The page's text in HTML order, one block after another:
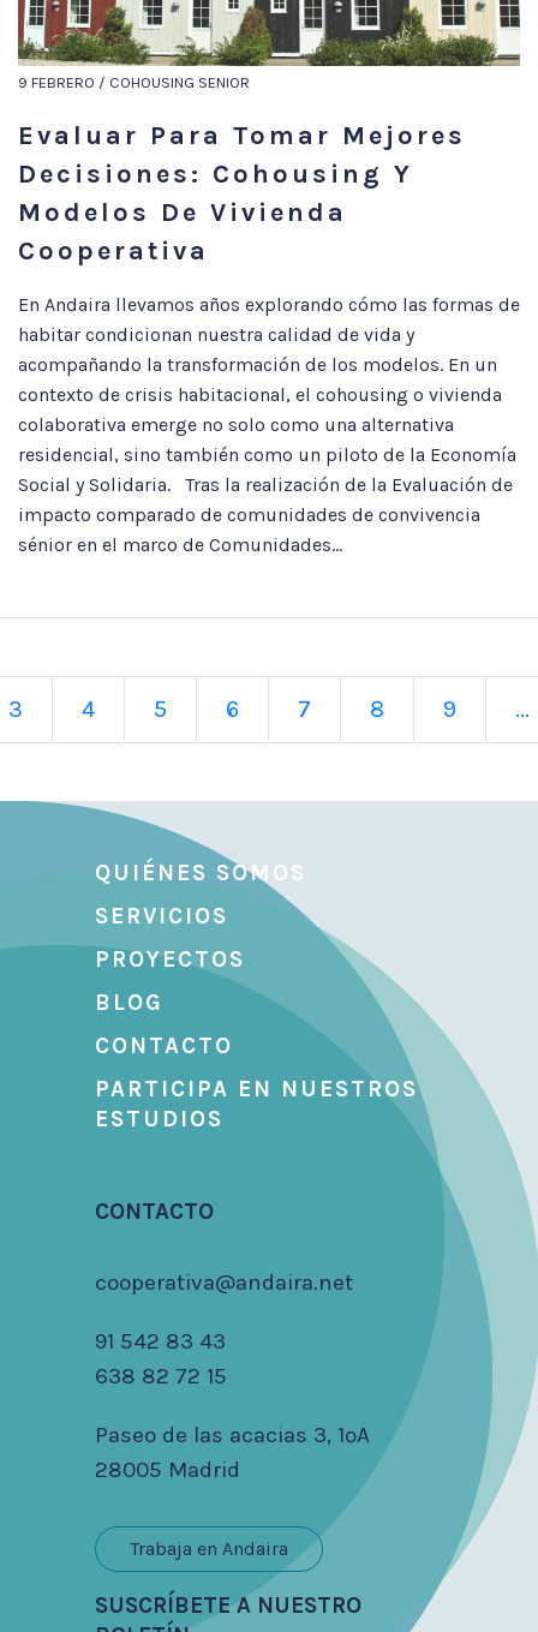
9 FEBRERO / COHOUSING SENIOR
Evaluar Para Tomar Mejores
Decisiones: Cohousing Y
Modelos De Vivienda
Cooperativa
En Andaira llevamos años explorando cómo las formas de
habitar condicionan nuestra calidad de vida y
acompañando la transformación de los modelos. En un
contexto de crisis habitacional, el cohousing o vivienda
colaborativa emerge no solo como una alternativa
residencial, sino también como un piloto de la Economía
Social y Solidaria. Tras la realización de la Evaluación de
impacto comparado de comunidades de convivencia
sénior en el marco de Comunidades...
3 4 5 6 7 8 9 ...
QUIÉNES SOMOS
SERVICIOS
PROYECTOS
BLOG
CONTACTO
PARTICIPA EN NUESTROS
ESTUDIOS
CONTACTO
cooperativa@andaira.net
91 542 83 43
638 82 72 15
Paseo de las acacias 3, 1ºA
28005 Madrid
Trabaja en Andaira
SUSCRÍBETE A NUESTRO